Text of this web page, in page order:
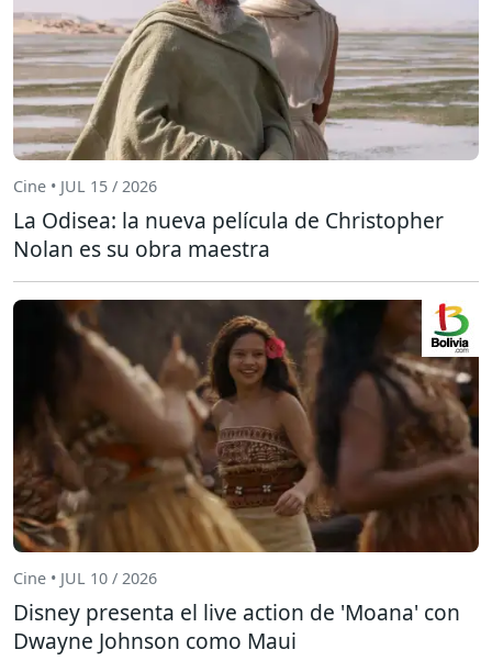
Cine • JUL 15 / 2026
La Odisea: la nueva película de Christopher
Nolan es su obra maestra
Cine • JUL 10 / 2026
Disney presenta el live action de 'Moana' con
Dwayne Johnson como Maui